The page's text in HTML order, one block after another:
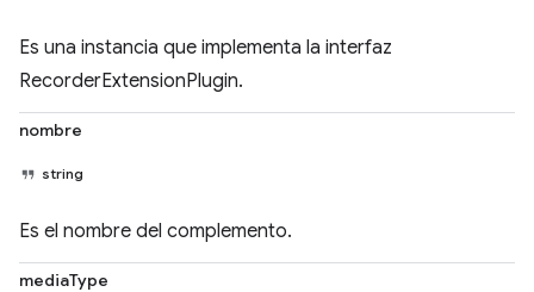
Es una instancia que implementa la interfaz
RecorderExtensionPlugin.
nombre
string
Es el nombre del complemento.
mediaType